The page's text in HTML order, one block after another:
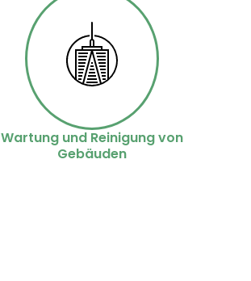
Wartung und Reinigung von
Gebäuden